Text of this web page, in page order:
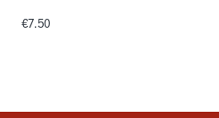
€7.50